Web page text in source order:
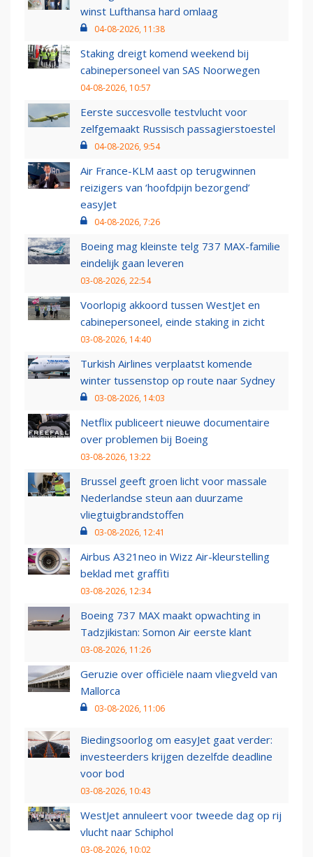
winst Lufthansa hard omlaag
04-08-2026, 11:38
Staking dreigt komend weekend bij
cabinepersoneel van SAS Noorwegen
04-08-2026, 10:57
Eerste succesvolle testvlucht voor
zelfgemaakt Russisch passagierstoestel
04-08-2026, 9:54
Air France-KLM aast op terugwinnen
reizigers van ‘hoofdpijn bezorgend’
easyJet
04-08-2026, 7:26
Boeing mag kleinste telg 737 MAX-familie
eindelijk gaan leveren
03-08-2026, 22:54
Voorlopig akkoord tussen WestJet en
cabinepersoneel, einde staking in zicht
03-08-2026, 14:40
Turkish Airlines verplaatst komende
winter tussenstop op route naar Sydney
03-08-2026, 14:03
Netflix publiceert nieuwe documentaire
over problemen bij Boeing
03-08-2026, 13:22
Brussel geeft groen licht voor massale
Nederlandse steun aan duurzame
vliegtuigbrandstoffen
03-08-2026, 12:41
Airbus A321neo in Wizz Air-kleurstelling
beklad met graffiti
03-08-2026, 12:34
Boeing 737 MAX maakt opwachting in
Tadzjikistan: Somon Air eerste klant
03-08-2026, 11:26
Geruzie over officiële naam vliegveld van
Mallorca
03-08-2026, 11:06
Biedingsoorlog om easyJet gaat verder:
investeerders krijgen dezelfde deadline
voor bod
03-08-2026, 10:43
WestJet annuleert voor tweede dag op rij
vlucht naar Schiphol
03-08-2026, 10:02